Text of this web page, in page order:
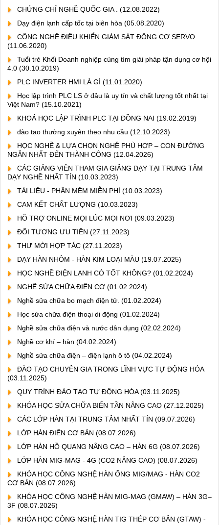
CHỨNG CHỈ NGHỀ QUỐC GIA .
(12.08.2022)
Dạy điện lạnh cấp tốc tại biên hòa (05.08.2020)
CÔNG NGHỆ ĐIỀU KHIỂN GIÁM SÁT ĐỘNG CƠ SERVO
(11.06.2020)
Tuổi trẻ Khối Doanh nghiệp cùng tìm giải pháp tận dụng cơ hội
4.0 (30.10.2019)
PLC INVERTER HMI LÀ GÌ (11.01.2020)
Học lập trình PLC LS ở đâu là uy tín và chất lượng tốt nhất tại
Việt Nam? (15.10.2021)
KHOÁ HỌC LẬP TRÌNH PLC TẠI ĐỒNG NAI (19.02.2019)
đào tạo thường xuyên theo nhu cầu (12.10.2023)
HỌC NGHỀ & LỰA CHỌN NGHỀ PHÙ HỢP – CON ĐƯỜNG
NGẮN NHẤT ĐẾN THÀNH CÔNG (12.04.2026)
CÁC GIẢNG VIÊN THAM GIA GIẢNG DẠY TẠI TRUNG TÂM
DẠY NGHỀ NHẤT TÍN (10.03.2023)
TÀI LIỆU - PHẦN MỀM MIỄN PHÍ (10.03.2023)
CAM KẾT CHẤT LƯỢNG (10.03.2023)
HỖ TRỢ ONLINE MỌI LÚC MỌI NƠI (09.03.2023)
ĐỐI TƯỢNG ƯU TIÊN (27.11.2023)
THƯ MỜI HỢP TÁC (27.11.2023)
DẠY HÀN NHÔM - HÀN KIM LOẠI MÀU (19.07.2025)
HỌC NGHỀ ĐIỆN LẠNH CÓ TỐT KHÔNG? (01.02.2024)
NGHỀ SỬA CHỮA ĐIỆN CƠ (01.02.2024)
Nghề sửa chữa bo mạch điện tử. (01.02.2024)
Học sửa chữa điện thoại di động (01.02.2024)
Nghề sửa chữa điện và nước dân dụng (02.02.2024)
Nghề cơ khí – hàn (04.02.2024)
Nghề sửa chữa điện – điện lạnh ô tô (04.02.2024)
ĐÀO TẠO CHUYÊN GIA TRONG LĨNH VỰC TỰ ĐỘNG HÓA
(03.11.2025)
QUY TRÌNH ĐÀO TẠO TỰ ĐỘNG HÓA(03.11.2025)
KHÓA HỌC SỬA CHỮA BIẾN TẦN NÂNG CAO (27.12.2025)
CÁC LỚP HÀN TẠI TRUNG TÂM NHẤT TÍN (09.07.2026)
LỚP HÀN ĐIỆN CƠ BẢN (08.07.2026)
LỚP HÀN HỒ QUANG NÂNG CAO – HÀN 6G (08.07.2026)
LỚP HÀN MIG-MAG - 4G (CO2 NÂNG CAO) (08.07.2026)
KHÓA HỌC CÔNG NGHỆ HÀN ỐNG MIG/MAG - HÀN CO2
CƠ BẢN (08.07.2026)
KHÓA HỌC CÔNG NGHỆ HÀN MIG-MAG (GMAW) – HÀN 3G–
3F (08.07.2026)
KHÓA HỌC CÔNG NGHỆ HÀN TIG THÉP CƠ BẢN (GTAW) -